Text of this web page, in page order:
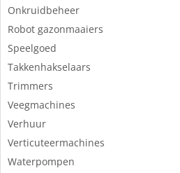
Onkruidbeheer
Robot gazonmaaiers
Speelgoed
Takkenhakselaars
Trimmers
Veegmachines
Verhuur
Verticuteermachines
Waterpompen